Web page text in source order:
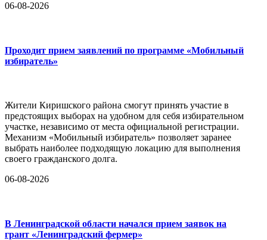
06-08-2026
Проходит прием заявлений по программе «Мобильный
избиратель»
Жители Киришского района смогут принять участие в
предстоящих выборах на удобном для себя избирательном
участке, независимо от места официальной регистрации.
Механизм «Мобильный избиратель» позволяет заранее
выбрать наиболее подходящую локацию для выполнения
своего гражданского долга.
06-08-2026
В Ленинградской области начался прием заявок на
грант «Ленинградский фермер»